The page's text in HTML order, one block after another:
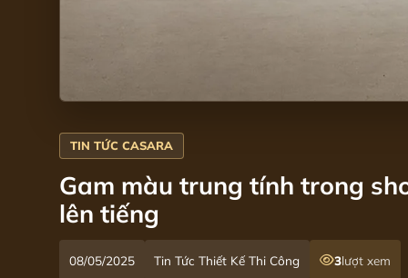
Gam màu trung tính trong
lên tiếng
08/05/2025 Tin Tức Thiết Kế Thi Công 3lượt xem